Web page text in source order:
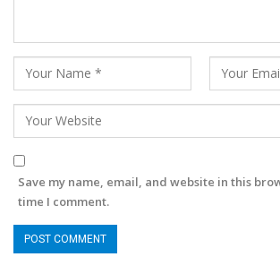
Save my name, email, and website in this
time I comment.